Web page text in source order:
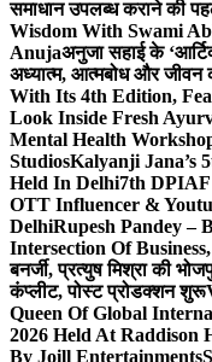
समाधान उपलब्ध कराने की
Wisdom With Swami
Anujaअनुजा सहाई के
अध्यात्म, आत्मबोध और जीवन
With Its 4th Edition,
Look Inside Fresh
Mental Health
StudiosKalyanji Jana’s
Held In Delhi7th
OTT Influencer &
DelhiRupesh Pandey –
Intersection Of
बनर्जी, प्रत्युष मिश्रा की
कंप्लीट, पोस्ट प्रोडक्शन शुरू
Queen Of Global
2026 Held At Raddison
By Joill Entertainments